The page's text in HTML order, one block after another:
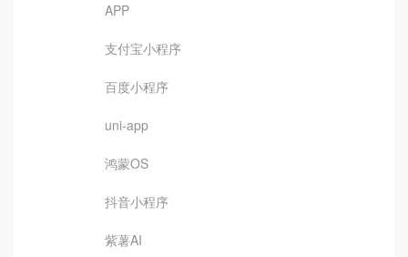
APP
支付宝小程序
百度小程序
uni-app
鸿蒙OS
抖音小程序
紫薯AI